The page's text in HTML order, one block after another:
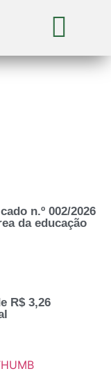
n.º 002/2026
da educação
R$ 3,26